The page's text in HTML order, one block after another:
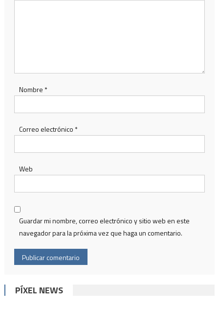
Nombre *
Correo electrónico *
Web
Guardar mi nombre, correo electrónico y sitio web en este
navegador para la próxima vez que haga un comentario.
PÍXEL NEWS